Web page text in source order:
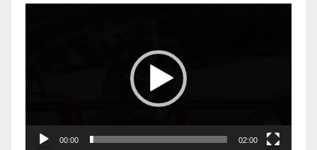
00:00 02:00